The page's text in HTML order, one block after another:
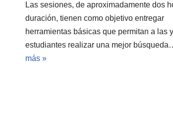
Las sesiones, de aproximadamente dos
duración, tienen como objetivo entregar
herramientas básicas que permitan a las
estudiantes realizar una mejor
más »